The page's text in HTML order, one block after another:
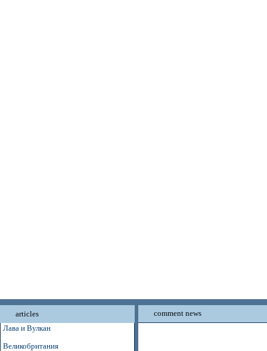
articles
Лава и Вулкан
Великобритания
comment news